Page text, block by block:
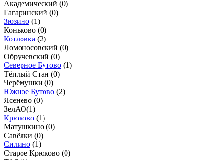
Академический (0)
Гагаринский (0)
Зюзино (1)
Коньково (0)
Котловка (2)
Ломоносовский (0)
Обручевский (0)
Северное Бутово (1)
Тёплый Стан (0)
Черёмушки (0)
Южное Бутово (2)
Ясенево (0)
ЗелАО(1)
Крюково (1)
Матушкино (0)
Савёлки (0)
Силино (1)
Старое Крюково (0)